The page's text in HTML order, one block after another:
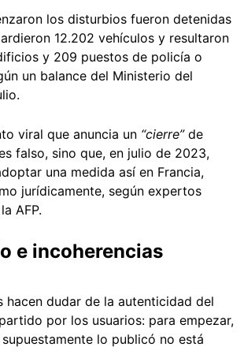
los disturbios fueron detenidas
12.202 vehículos y resultaron
y 209 puestos de policía o
un balance del Ministerio del
viral que anuncia un “cierre”de
falso, sino que, en julio de 2023,
una medida así en Francia,
jurídicamente, según expertos
AFP.
e incoherencias
hacen dudar de la autenticidad del
por los usuarios: para empezar,
lo publicó no está